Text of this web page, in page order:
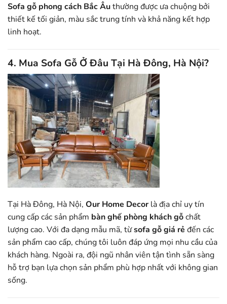
Sofa gỗ phong cách Bắc Âuthường được ưa chuộng bởi
thiết kế tối giản, màu sắc trung tính và khả năng kết hợp
linh hoạt.
4. Mua Sofa Gỗ Ở Đâu Tại Hà Đông, Hà Nội?
Tại Hà Đông, Hà Nội, Our Home Decor là địa chỉ uy tín
cung cấp các sản phẩm bàn ghế phòng khách gỗchất
lượng cao. Với đa dạng mẫu mã, từsofa gỗ giá rẻ đến các
sản phẩm cao cấp, chúng tôi luôn đáp ứng mọi nhu cầu của
khách hàng. Ngoài ra, đội ngũ nhân viên tận tình sẵn sàng
hỗ trợ bạn lựa chọn sản phẩm phù hợp nhất với không gian
sống.